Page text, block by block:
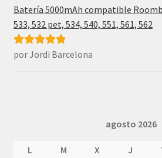
Batería 5000mAh compatible
533, 532 pet, 534, 540, 551, 561, 562
Valorado con
por Jordi Barcelona
agosto 2026
L M X J